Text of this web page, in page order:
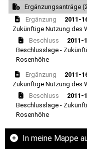
Ergänzungsanträge
Ergänzung
2011-
Zukünftige Nutzung des
Beschluss
2011-
Beschlusslage -
Rosenhöhe
Ergänzung
2011-
Zukünftige Nutzung des
Beschluss
2011-
Beschlusslage -
Rosenhöhe
In meine Mappe